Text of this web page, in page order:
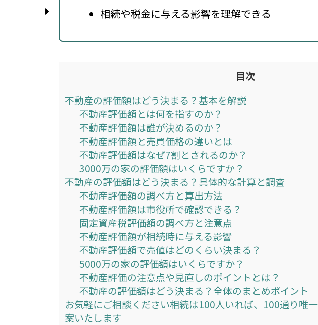
相続や税金に与える影響を理解できる
目次
不動産の評価額はどう決まる？基本を解説
不動産評価額とは何を指すのか？
不動産評価額は誰が決めるのか？
不動産評価額と売買価格の違いとは
不動産評価額はなぜ7割とされるのか？
3000万の家の評価額はいくらですか？
不動産の評価額はどう決まる？具体的な計算と調査
不動産評価額の調べ方と算出方法
不動産評価額は市役所で確認できる？
固定資産税評価額の調べ方と注意点
不動産評価額が相続時に与える影響
不動産評価額で売値はどのくらい決まる？
5000万の家の評価額はいくらですか？
不動産評価の注意点や見直しのポイントとは？
不動産の評価額はどう決まる？全体のまとめポイント
お気軽にご相談ください相続は100人いれば、100通り唯
案いたします